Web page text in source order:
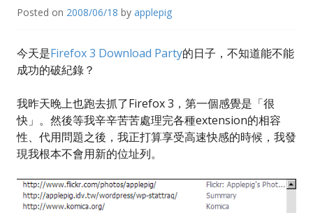
Posted on 2008/06/18 by applepig
今天是Firefox 3 Download Party的日子，不知道能不能
成功的破紀錄？
我昨天晚上也跑去抓了Firefox 3，第一個感覺是「很
快」。然後等我辛辛苦苦處理完各種extension的相容
性、代用問題之後，我正打算享受高速快感的時候，我發
現我根本不會用新的位址列。